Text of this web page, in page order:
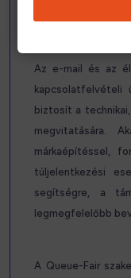
Az e-mail és az
kapcsolatfelvételi
biztosít a
megvitatására.
márkaépítéssel,
túljelentkezési
segítségre, a
legmegfelelőbb
A Queue-Fair